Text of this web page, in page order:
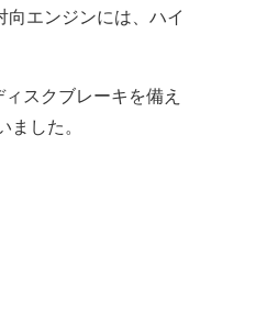
エンジンには、ハイ
スクブレーキを備え
した。